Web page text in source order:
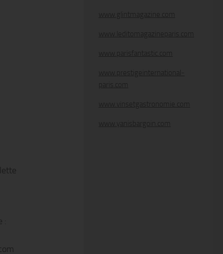
www.glintmagazine.com
www.leditomagazineparis.com
www.parisfantastic.com
www.prestigeinternational-
paris.com
www.vinsetgastronomie.com
www.yanisbargoin.com